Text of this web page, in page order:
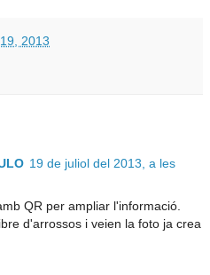
2013
19 de juliol del 2013, a les
QR per ampliar l'informació.
d'arrossos i veien la foto ja crea